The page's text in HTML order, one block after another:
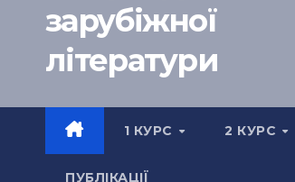
зарубіжної
літератури
1 КУРС 2 КУРС
ПУБЛІКАЦІЇ